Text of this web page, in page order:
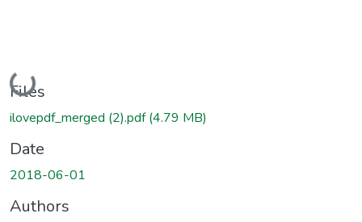
Loading...
Files
ilovepdf_merged (2).pdf(4.79 MB)
Date
2018-06-01
Authors